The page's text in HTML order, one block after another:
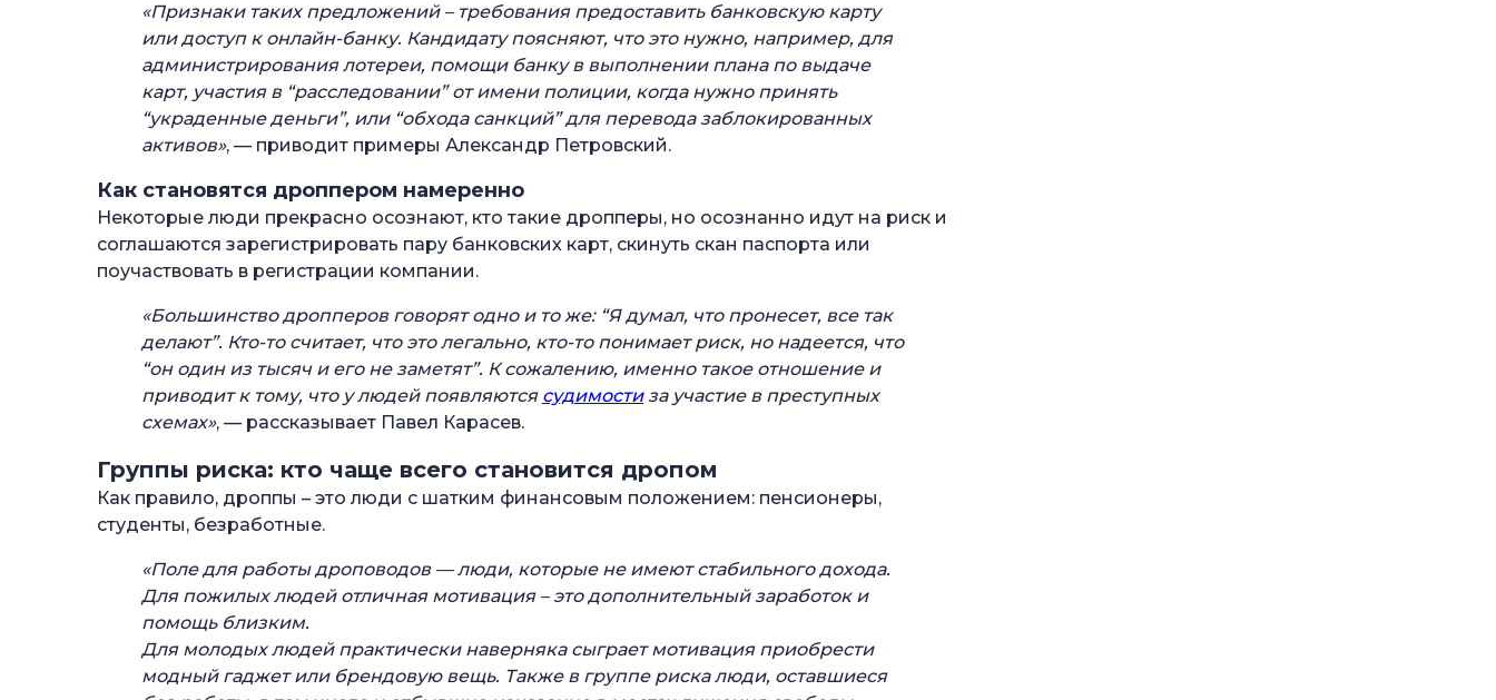
«Признаки таких предложений – требования предоставить банковскую карту
или доступ к онлайн-банку. Кандидату поясняют, что это нужно, например, для
администрирования лотереи, помощи банку в выполнении плана по выдаче
карт, участия в “расследовании” от имени полиции, когда нужно принять
“украденные деньги”, или “обхода санкций” для перевода заблокированных
активов», — приводит примеры Александр Петровский.
Как становятся дроппером намеренно
Некоторые люди прекрасно осознают, кто такие дропперы, но осознанно идут на риск и
соглашаются зарегистрировать пару банковских карт, скинуть скан паспорта или
поучаствовать в регистрации компании.
«Большинство дропперов говорят одно и то же: “Я думал, что пронесет, все так
делают”. Кто-то считает, что это легально, кто-то понимает риск, но надеется, что
“он один из тысяч и его не заметят”. К сожалению, именно такое отношение и
приводит к тому, что у людей появляются судимостиза участие в преступных
схемах», — рассказывает Павел Карасев.
Группы риска: кто чаще всего становится дропом
Как правило, дроппы – это люди с шатким финансовым положением: пенсионеры,
студенты, безработные.
«Поле для работы дроповодов — люди, которые не имеют стабильного дохода.
Для пожилых людей отличная мотивация – это дополнительный заработок и
помощь близким.
Для молодых людей практически наверняка сыграет мотивация приобрести
модный гаджет или брендовую вещь. Также в группе риска люди, оставшиеся